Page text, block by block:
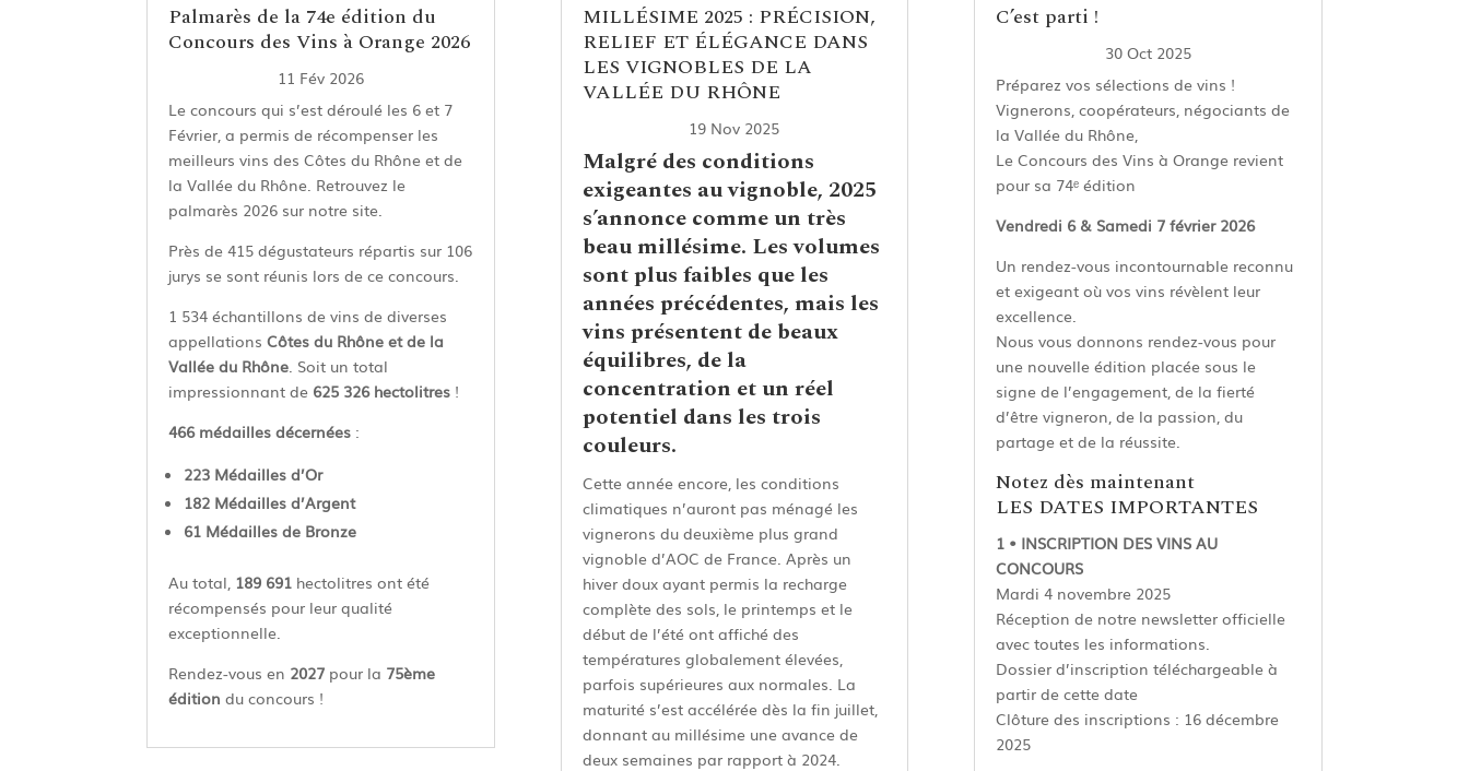
Palmarès de la 74e édition du
Concours des Vins à Orange 2026
11 Fév 2026
Le concours qui s’est déroulé les 6 et 7
Février, a permis de récompenser les
meilleurs vins des Côtes du Rhône et de
la Vallée du Rhône. Retrouvez le
palmarès 2026 sur notre site.
Près de 415 dégustateurs répartis sur 106
jurys se sont réunis lors de ce concours.
1 534 échantillons de vins de diverses
appellationsCôtes du Rhône et de la
Vallée du Rhône . Soit un total
impressionnant de 625 326 hectolitres !
466 médailles décernées :
223 Médailles d’Or
182 Médailles d’Argent
61 Médailles de Bronze
Au total, 189 691 hectolitres ont été
récompensés pour leur qualité
exceptionnelle.
Rendez-vous en 2027 pour la 75ème
édition du concours !
MILLÉSIME 2025 : PRÉCISION,
RELIEF ET ÉLÉGANCE DANS
LES VIGNOBLES DE LA
VALLÉE DU RHÔNE
19 Nov 2025
Malgré des conditions
exigeantes au vignoble, 2025
s’annonce comme un très
beau millésime. Les volumes
sont plus faibles que les
années précédentes, mais les
vins présentent de beaux
équilibres, de la
concentration et un réel
potentiel dans les trois
couleurs.
Cette année encore, les conditions
climatiques n’auront pas ménagé les
vignerons du deuxième plus grand
vignoble d’AOC de France. Après un
hiver doux ayant permis la recharge
complète des sols, le printemps et le
début de l’été ont affiché des
températures globalement élevées,
parfois supérieures aux normales. La
maturité s’est accélérée dès la fin juillet,
donnant au millésime une avance de
deux semaines par rapport à 2024.
C’est parti !
30 Oct 2025
Préparez vos sélections de vins !
Vignerons, coopérateurs, négociants de
la Vallée du Rhône,
Le Concours des Vins à Orange revient
pour sa 74ᵉ édition
Vendredi 6 & Samedi 7 février 2026
Un rendez-vous incontournable reconnu
et exigeant où vos vins révèlent leur
excellence.
Nous vous donnons rendez-vous pour
une nouvelle édition placée sous le
signe de l’engagement, de la fierté
d’être vigneron, de la passion, du
partage et de la réussite.
Notez dès maintenant
LES DATES IMPORTANTES­
1 • INSCRIPTION DES VINS AU
CONCOURS
Mardi 4 novembre 2025
Réception de notre newsletter officielle
avec toutes les informations.
Dossier d’inscription téléchargeable à
partir de cette date
Clôture des inscriptions : 16 décembre
2025